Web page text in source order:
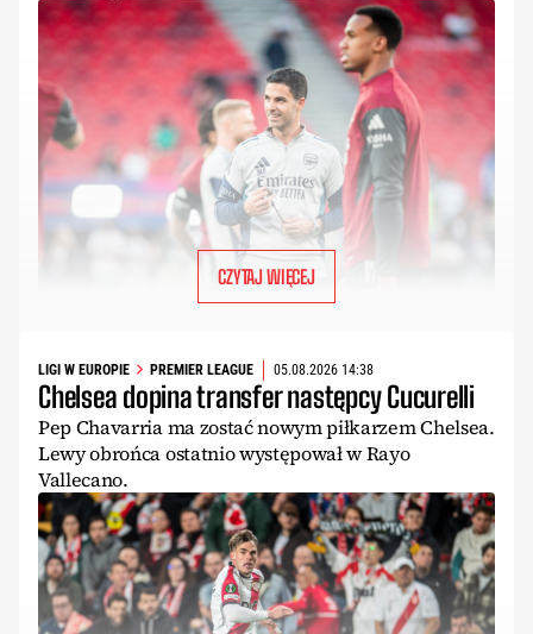
CZYTAJ WIĘCEJ
LIGI W EUROPIE PREMIER LEAGUE 05.08.2026 14:38
Chelsea dopina transfer następcy Cucurelli
Pep Chavarria ma zostać nowym piłkarzem Chelsea.
Lewy obrońca ostatnio występował w Rayo
Vallecano.